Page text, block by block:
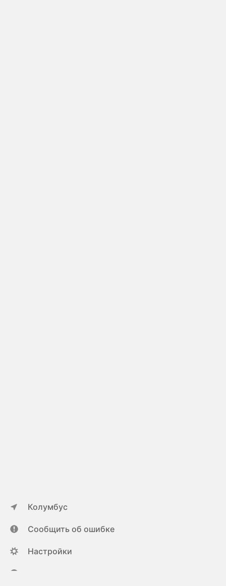
Колумбус
Сообщить об ошибке
Настройки